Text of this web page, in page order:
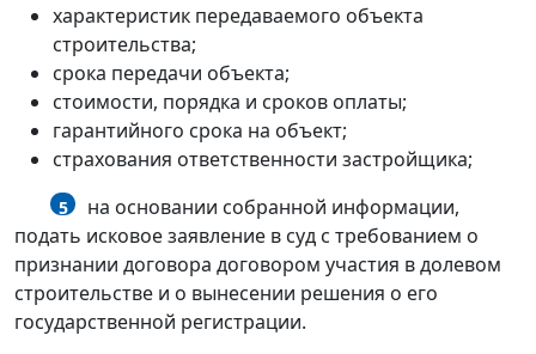
характеристик передаваемого объекта
строительства;
срока передачи объекта;
стоимости, порядка и сроков оплаты;
гарантийного срока на объект;
страхования ответственности застройщика;
5
на основании собранной информации,
подать исковое заявление в суд с требованием о
признании договора договором участия в долевом
строительстве и о вынесении решения о его
государственной регистрации.